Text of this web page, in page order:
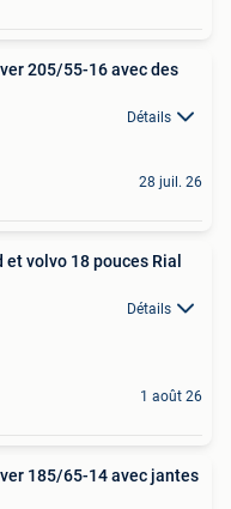
205/55-16 avec des
Détails
28 juil. 26
volvo 18 pouces Rial
Détails
1 août 26
185/65-14 avec jantes